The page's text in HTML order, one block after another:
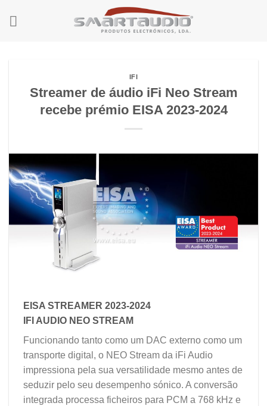
IFI
Streamer de áudio iFi Neo Stream
recebe prémio EISA 2023-2024
EISA STREAMER 2023-2024
IFI AUDIO NEO STREAM
Funcionando tanto como um DAC externo como um
transporte digital, o NEO Stream da iFi Audio
impressiona pela sua versatilidade mesmo antes de
seduzir pelo seu desempenho sónico. A conversão
integrada processa ficheiros para PCM a 768 kHz e